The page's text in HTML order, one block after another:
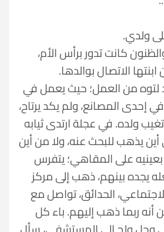
ولدي.
كانت تدور برأس الأم،
الاتصال بوالدها.
لتوه من العمل؛ حيث يعمل في
إحدى المصانع، ولم يكد يرتاح،
ولده. في عجلة ارتدى ثيابه
أين يذهب للبحث عنه، ولا من أين
على المقاهي؛ يتفرس
يجده بينهم، ذهب إلى مركز
الحدائق، تواصل مع
أنه ربما ذهب إليهم. باء كل